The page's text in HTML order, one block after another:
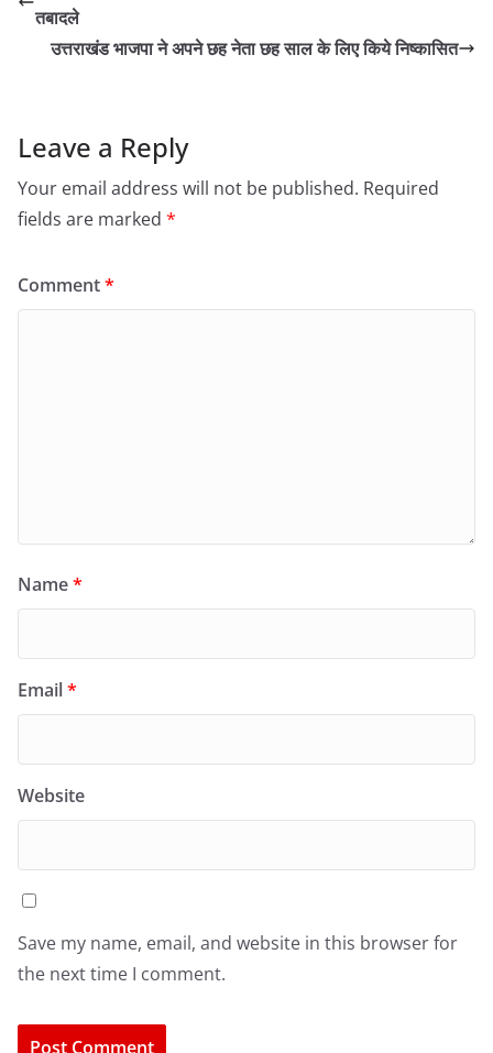
तबादले
उत्तराखंड भाजपा ने अपने छह नेता छह साल के लिए किये निष्कासित
Leave a Reply
Your email address will not be published. Required
fields are marked *
Comment*
Name*
Email*
Website
Save my name, email, and website in this browser for
the next time I comment.